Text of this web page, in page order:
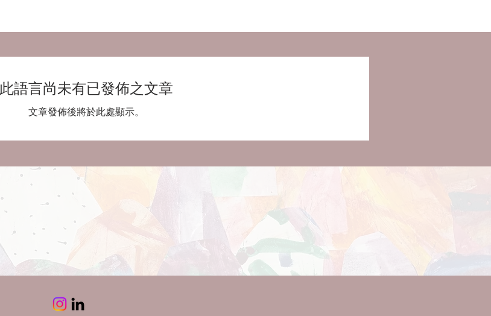
此語言尚未有已發佈之文章
文章發佈後將於此處顯示。